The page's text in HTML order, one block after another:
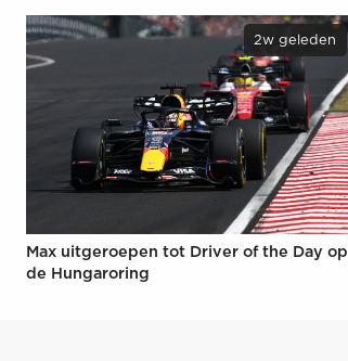
2w geleden
Max uitgeroepen tot Driver of the Day op
de Hungaroring